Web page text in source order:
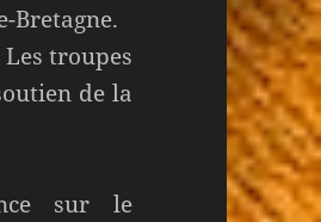
Bretagne.
troupes
de la
sur le